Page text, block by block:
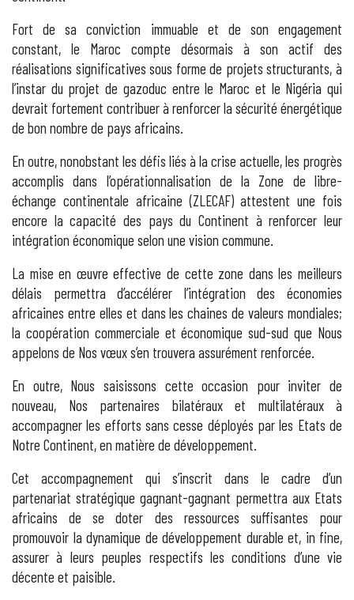
Fort de sa conviction immuable et de son engagement
constant, le Maroc compte désormais à son actif des
réalisations significatives sous forme de projets structurants, à
l’instar du projet de gazoduc entre le Maroc et le Nigéria qui
devrait fortement contribuer à renforcer la sécurité énergétique
de bon nombre de pays africains.
En outre, nonobstant les défis liés à la crise actuelle, les progrès
accomplis dans l’opérationnalisation de la Zone de libre-
échange continentale africaine (ZLECAF) attestent une fois
encore la capacité des pays du Continent à renforcer leur
intégration économique selon une vision commune.
La mise en œuvre effective de cette zone dans les meilleurs
délais permettra d’accélérer l’intégration des économies
africaines entre elles et dans les chaines de valeurs mondiales;
la coopération commerciale et économique sud-sud que Nous
appelons de Nos vœux s’en trouvera assurément renforcée.
En outre, Nous saisissons cette occasion pour inviter de
nouveau, Nos partenaires bilatéraux et multilatéraux à
accompagner les efforts sans cesse déployés par les Etats de
Notre Continent, en matière de développement.
Cet accompagnement qui s’inscrit dans le cadre d’un
partenariat stratégique gagnant-gagnant permettra aux Etats
africains de se doter des ressources suffisantes pour
promouvoir la dynamique de développement durable et, in fine,
assurer à leurs peuples respectifs les conditions d’une vie
décente et paisible.